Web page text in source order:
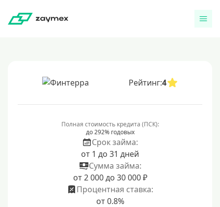
Рейтинг:4
Полная стоимость кредита (ПСК):
до 292% годовых
Срок займа:
от 1 до 31 дней
Сумма займа:
от 2 000 до 30 000 ₽
Процентная ставка:
от 0.8%